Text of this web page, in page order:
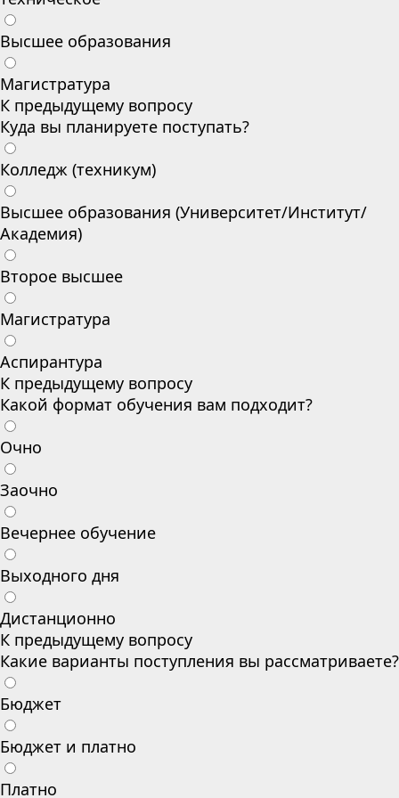
Высшее образования
Магистратура
К предыдущему вопросу
Куда вы планируете поступать?
Колледж (техникум)
Высшее образования (Университет/Институт/
Академия)
Второе высшее
Магистратура
Аспирантура
К предыдущему вопросу
Какой формат обучения вам подходит?
Очно
Заочно
Вечернее обучение
Выходного дня
Дистанционно
К предыдущему вопросу
Какие варианты поступления вы рассматриваете?
Бюджет
Бюджет и платно
Платно